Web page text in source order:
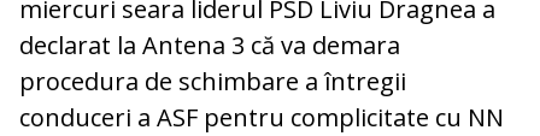
miercuri seara liderul PSD Liviu Dragnea a
declarat la Antena 3 că va demara
procedura de schimbare a întregii
conduceri a ASF pentru complicitate cu NN